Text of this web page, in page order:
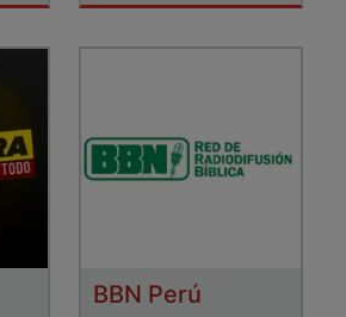
BBN Perú